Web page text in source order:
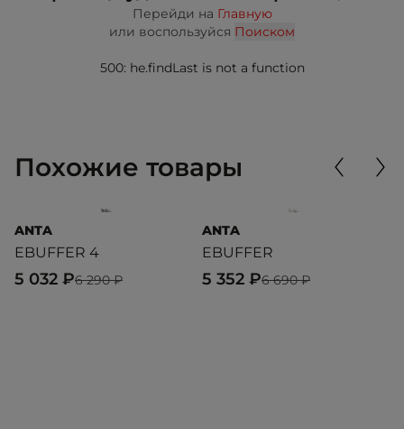
Перейди на Главную
или воспользуйся Поиском
500: he.findLast is not a function
Похожие товары
ANTA
EBUFFER 4
6 290 ₽
5 032 ₽
ANTA
EBUFFER
6 690 ₽
5 352 ₽